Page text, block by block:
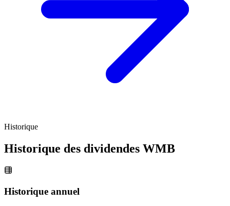
Historique
Historique des dividendes WMB
Historique annuel